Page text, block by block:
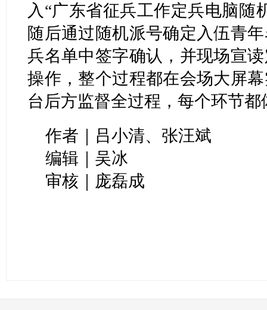
入“广东省征兵工作定兵电脑随
随后通过随机派号确定入伍青
兵名单中签字确认，并现场宣
操作，整个过程都在会场大屏
台后方监督全过程，每个环节
作者｜吕小清、张汪斌
编辑｜吴冰
审核｜庞磊成